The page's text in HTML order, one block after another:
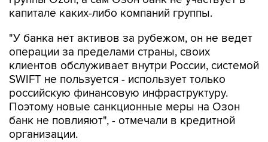
капитале каких-либо компаний группы.
"У банка нет активов за рубежом, он не ведет
операции за пределами страны, своих
клиентов обслуживает внутри России, системой
SWIFT не пользуется - использует только
российскую финансовую инфраструктуру.
Поэтому новые санкционные меры на Озон
банк не повлияют", - отмечали в кредитной
организации.